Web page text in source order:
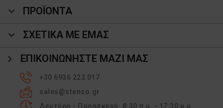
ΠΡΟΪΌΝΤΑ
ΣΧΕΤΙΚΑ ΜΕ ΕΜΑΣ
ΕΠΙΚΟΙΝΩΝΉΣΤΕ ΜΑΖΊ ΜΑΣ
+30 6936 222 017
sales@stenso.gr
Δευτέρα - Παρασκευή: 8:30 π.μ. - 17:30 μ.μ